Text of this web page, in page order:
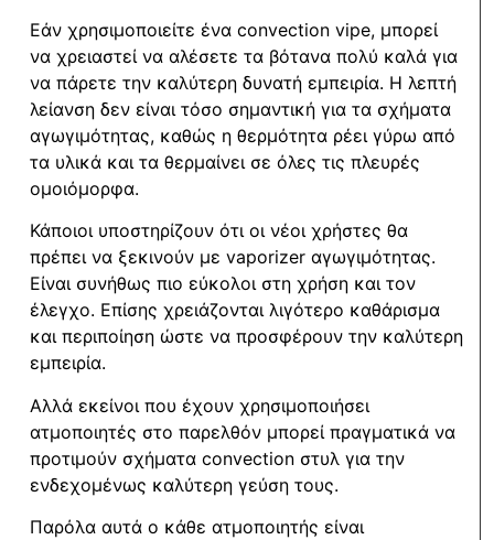
Εάν χρησιμοποιείτε ένα convection vipe, μπορεί
να χρειαστεί να αλέσετε τα βότανα πολύ καλά για
να πάρετε την καλύτερη δυνατή εμπειρία. Η λεπτή
λείανση δεν είναι τόσο σημαντική για τα σχήματα
αγωγιμότητας, καθώς η θερμότητα ρέει γύρω από
τα υλικά και τα θερμαίνει σε όλες τις πλευρές
ομοιόμορφα.
Κάποιοι υποστηρίζουν ότι οι νέοι χρήστες θα
πρέπει να ξεκινούν με vaporizer αγωγιμότητας.
Είναι συνήθως πιο εύκολοι στη χρήση και τον
έλεγχο. Επίσης χρειάζονται λιγότερο καθάρισμα
και περιποίηση ώστε να προσφέρουν την καλύτερη
εμπειρία.
Αλλά εκείνοι που έχουν χρησιμοποιήσει
ατμοποιητές στο παρελθόν μπορεί πραγματικά να
προτιμούν σχήματα convection στυλ για την
ενδεχομένως καλύτερη γεύση τους.
Παρόλα αυτά ο κάθε ατμοποιητής είναι